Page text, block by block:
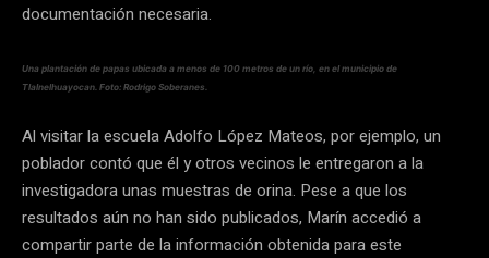
documentación necesaria.
Una plantación de papas ubicada a menos de 100 metros de un río, en el municipio de
Tlalnelhuayocan. Foto: Rodrigo Soberanes.
Al visitar la escuela Adolfo López Mateos, por ejemplo, un
poblador contó que él y otros vecinos le entregaron a la
investigadora unas muestras de orina. Pese a que los
resultados aún no han sido publicados, Marín accedió a
compartir parte de la información obtenida para este